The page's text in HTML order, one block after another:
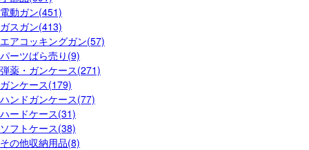
電動ガン(451)
ガスガン(413)
エアコッキングガン(57)
パーツばら売り(9)
弾薬・ガンケース(271)
ガンケース(179)
ハンドガンケース(77)
ハードケース(31)
ソフトケース(38)
その他収納用品(8)